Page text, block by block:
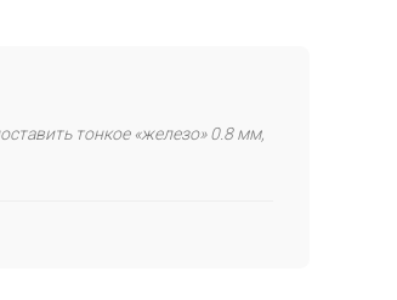
тонкое «железо» 0.8 мм,